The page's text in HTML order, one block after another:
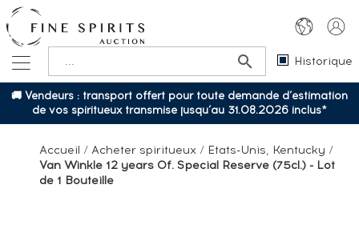
Historique
🚚 Vendeurs : transport offert pour toute demande d’estimation
de vos spiritueux transmise jusqu’au 31.08.2026 inclus*
Accueil / Acheter spiritueux / Etats-Unis, Kentucky /
Van Winkle 12 years Of. Special Reserve (75cl.) - Lot
de 1 Bouteille